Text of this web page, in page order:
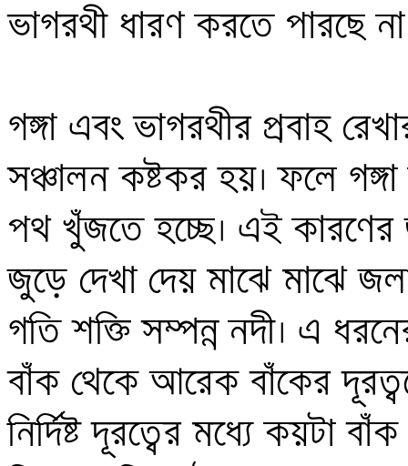
ভাগরথী ধারণ করতে পারছে
গঙ্গা এবং ভাগরথীর প্রবাহ
সঞ্চালন কষ্টকর হয়। ফলে গঙ্গা
পথ খুঁজতে হচ্ছে। এই কারণের
জুড়ে দেখা দেয় মাঝে মাঝে
গতি শক্তি সম্পন্ন নদী। এ
বাঁক থেকে আরেক বাঁকের
নির্দিষ্ট দূরত্বের মধ্যে কয়টা